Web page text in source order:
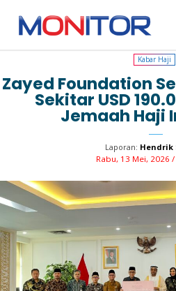
Kabar Haji
Kabar Haji
Zayed Foundation
Sekitar USD
Jemaah Haji
Laporan: Hendrik
Rabu, 13 Mei, 2026